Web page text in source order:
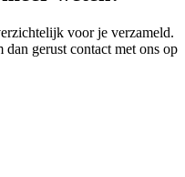
voor je verzameld.
dan gerust contact met ons op